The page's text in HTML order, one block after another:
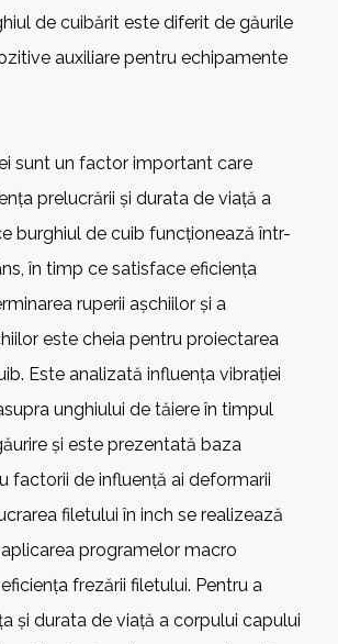
de cuibărit este diferit de găurile
auxiliare pentru echipamente
sunt un factor important care
prelucrării și durata de viață a
burghiul de cuib funcționează într-
în timp ce satisface eficiența
ruperii așchiilor și a
este cheia pentru proiectarea
Este analizată influența vibrației
unghiului de tăiere în timpul
și este prezentată baza
factorii de influență ai deformarii
filetului în inch se realizează
programelor macro
frezării filetului. Pentru a
și durata de viață a corpului capului